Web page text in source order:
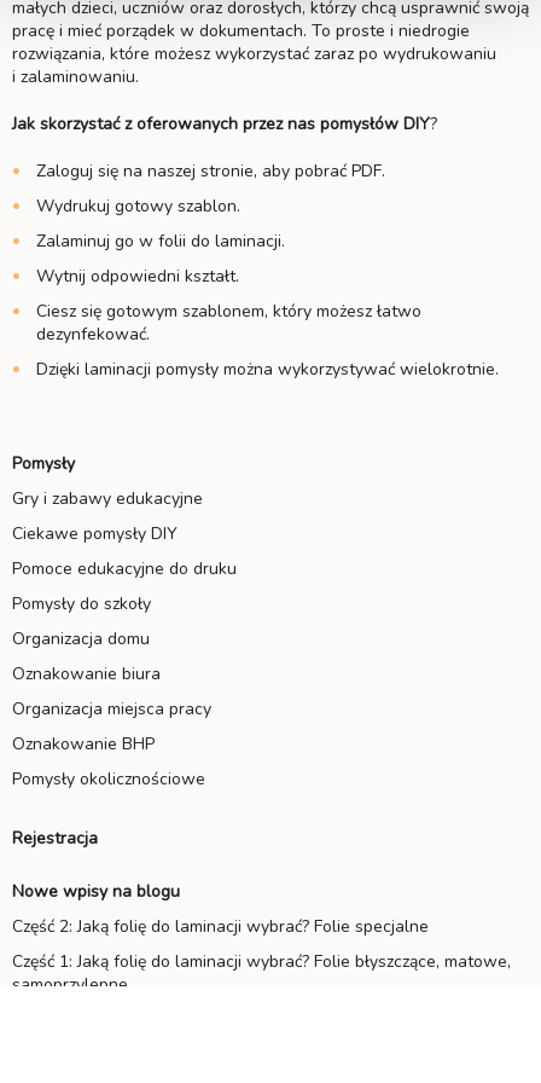
małych dzieci, uczniów oraz dorosłych, którzy chcą usprawnić swoją
pracę i mieć porządek w dokumentach. To proste i niedrogie
rozwiązania, które możesz wykorzystać zaraz po wydrukowaniu
i zalaminowaniu.
Jak skorzystać z oferowanych przez nas pomysłów DIY?
Zaloguj się na naszej stronie, aby pobrać PDF.
Wydrukuj gotowy szablon.
Zalaminuj go w folii do laminacji.
Wytnij odpowiedni kształt.
Ciesz się gotowym szablonem, który możesz łatwo
dezynfekować.
Dzięki laminacji pomysły można wykorzystywać wielokrotnie.
Pomysły
Gry i zabawy edukacyjne
Ciekawe pomysły DIY
Pomoce edukacyjne do druku
Pomysły do szkoły
Organizacja domu
Oznakowanie biura
Organizacja miejsca pracy
Oznakowanie BHP
Pomysły okolicznościowe
Rejestracja
Nowe wpisy na blogu
Część 2: Jaką folię do laminacji wybrać? Folie specjalne
Część 1: Jaką folię do laminacji wybrać? Folie błyszczące, matowe,
samoprzylepne